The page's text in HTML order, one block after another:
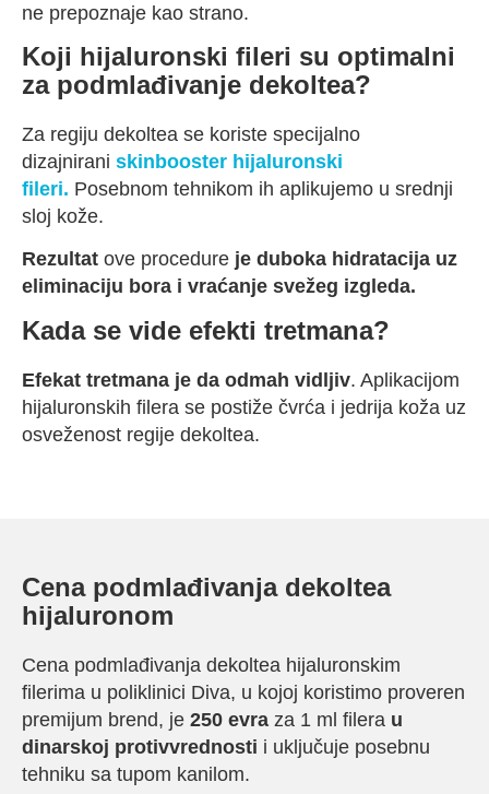
ne prepoznaje kao strano.
Koji hijaluronski fileri su optimalni
za podmlađivanje dekoltea?
Za regiju dekoltea se koriste specijalno
dizajnirani skinbooster hijaluronski
fileri. Posebnom tehnikom ih aplikujemo u srednji
sloj kože.
Rezultat ove procedure je duboka hidratacija uz
eliminaciju bora i vraćanje svežeg izgleda.
Kada se vide efekti tretmana?
Efekat tretmana je da odmah vidljiv. Aplikacijom
hijaluronskih filera se postiže čvrća i jedrija koža uz
osveženost regije dekoltea.
Cena podmlađivanja dekoltea
hijaluronom
Cena podmlađivanja dekoltea hijaluronskim
filerima u poliklinici Diva, u kojoj koristimo proveren
premijum brend, je 250 evra za 1 ml filera u
dinarskoj protivvrednosti i uključuje posebnu
tehniku sa tupom kanilom.